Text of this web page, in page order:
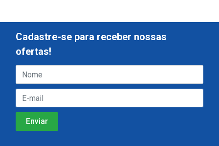
Cadastre-se para receber nossas
ofertas!